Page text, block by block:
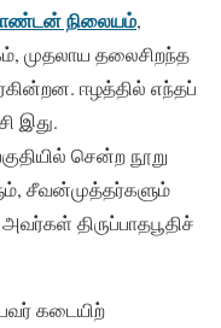
நிலையம்,
முதலாய தலைசிறந்த
ஈழத்தில் எந்தப்
இது.
சென்ற நூறு
சீவன்முத்தர்களும்
திருப்பாதபூதிச்
கடையிற்